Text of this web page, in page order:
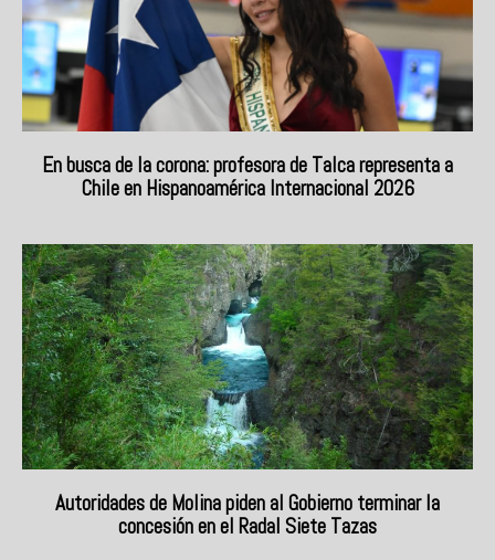
En busca de la corona: profesora de Talca representa a
Chile en Hispanoamérica Internacional 2026
Autoridades de Molina piden al Gobierno terminar la
concesión en el Radal Siete Tazas